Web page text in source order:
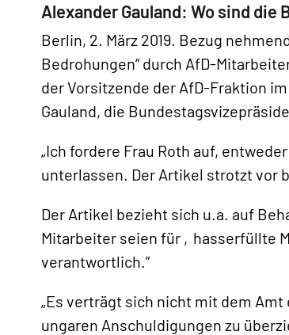
«
Alexander Gauland: Wo sind
Berlin, 2. März 2019. Bezug
Bedrohungen“ durch AfD-
der Vorsitzende der AfD-Fraktion
Gauland, die
„Ich fordere Frau Roth auf,
unterlassen. Der Artikel strotzt vor
Der Artikel bezieht sich u.a. auf
Mitarbeiter seien für ‚hasserfüllte
verantwortlich.”
„Es verträgt sich nicht mit dem
ungaren Anschuldigungen zu